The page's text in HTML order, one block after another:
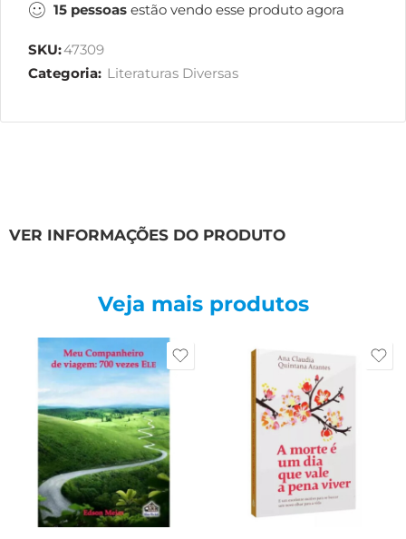
15 pessoas estão vendo esse produto agora
SKU:47309
Categoria: Literaturas Diversas
VER INFORMAÇÕES DO PRODUTO
Veja mais produtos